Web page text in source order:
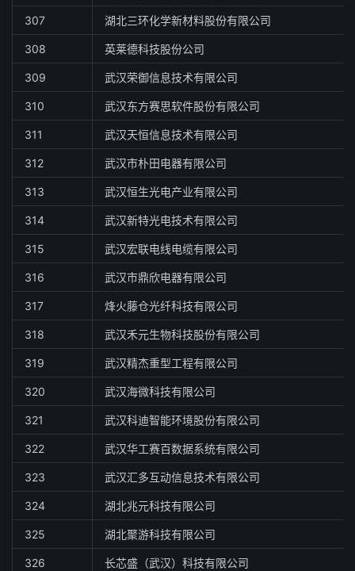
307 湖北三环化学新材料股份有限公司
308 英莱德科技股份公司
309 武汉荣御信息技术有限公司
310 武汉东方赛思软件股份有限公司
311 武汉天恒信息技术有限公司
312 武汉市朴田电器有限公司
313 武汉恒生光电产业有限公司
314 武汉新特光电技术有限公司
315 武汉宏联电线电缆有限公司
316 武汉市鼎欣电器有限公司
317 烽火藤仓光纤科技有限公司
318 武汉禾元生物科技股份有限公司
319 武汉精杰重型工程有限公司
320 武汉海微科技有限公司
321 武汉科迪智能环境股份有限公司
322 武汉华工赛百数据系统有限公司
323 武汉汇多互动信息技术有限公司
324 湖北兆元科技有限公司
325 湖北聚游科技有限公司
326 长芯盛（武汉）科技有限公司